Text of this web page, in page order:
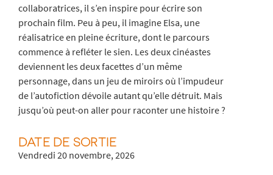
collaboratrices, il s’en inspire pour écrire son
prochain film. Peu à peu, il imagine Elsa, une
réalisatrice en pleine écriture, dont le parcours
commence à refléter le sien. Les deux cinéastes
deviennent les deux facettes d’un même
personnage, dans un jeu de miroirs où l’impudeur
de l’autofiction dévoile autant qu’elle détruit. Mais
jusqu’où peut-on aller pour raconter une histoire ?
DATE DE SORTIE
Vendredi 20 novembre, 2026